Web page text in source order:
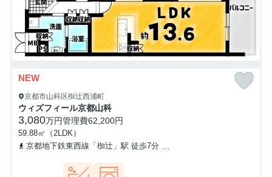
NEW
京都市山科区椥辻西浦町
ウィズフィール京都山科
3,080万円管理費62,200円
59.88㎡（2LDK）
京都地下鉄東西線「椥辻」駅 徒歩7分